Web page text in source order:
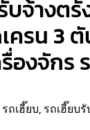
จ้างต
เครน
องจักร
รถเฮี๊ยบ, รถเฮี๊ยบรั